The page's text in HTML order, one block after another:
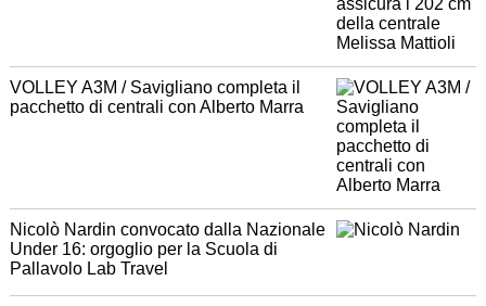
VOLLEY A3M / Savigliano completa il
pacchetto di centrali con Alberto Marra
Nicolò Nardin convocato dalla Nazionale
Under 16: orgoglio per la Scuola di
Pallavolo Lab Travel